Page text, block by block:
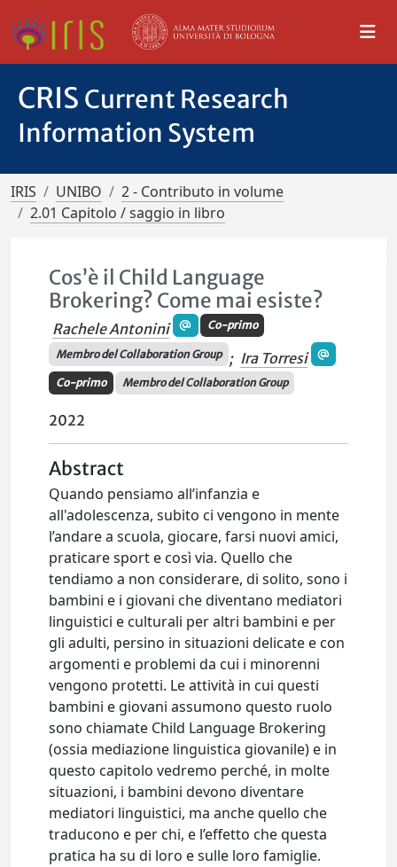
CRIS Current Research
Information System
IRIS UNIBO
2 - Contributo in volume
2.01 Capitolo / saggio in libro
Cos’è il Child Language
Brokering? Come mai esiste?
Rachele Antonini Co-primo
Membro del Collaboration Group ; Ira Torresi
Co-primo Membro del Collaboration Group
2022
Abstract
Quando pensiamo all’infanzia e
all'adolescenza, subito ci vengono in mente
l’andare a scuola, giocare, farsi nuovi amici,
praticare sport e così via. Quello che
tendiamo a non considerare, di solito, sono i
bambini e i giovani che diventano mediatori
linguistici e culturali per altri bambini e per
gli adulti, persino in situazioni delicate e con
argomenti e problemi da cui i minorenni
vengono protetti. Le attività in cui questi
bambini e giovani assumono questo ruolo
sono chiamate Child Language Brokering
(ossia mediazione linguistica giovanile) e in
questo capitolo vedremo perché, in molte
situazioni, i bambini devono diventare
mediatori linguistici, ma anche quello che
traducono e per chi, e l’effetto che questa
pratica ha su di loro e sulle loro famiglie.